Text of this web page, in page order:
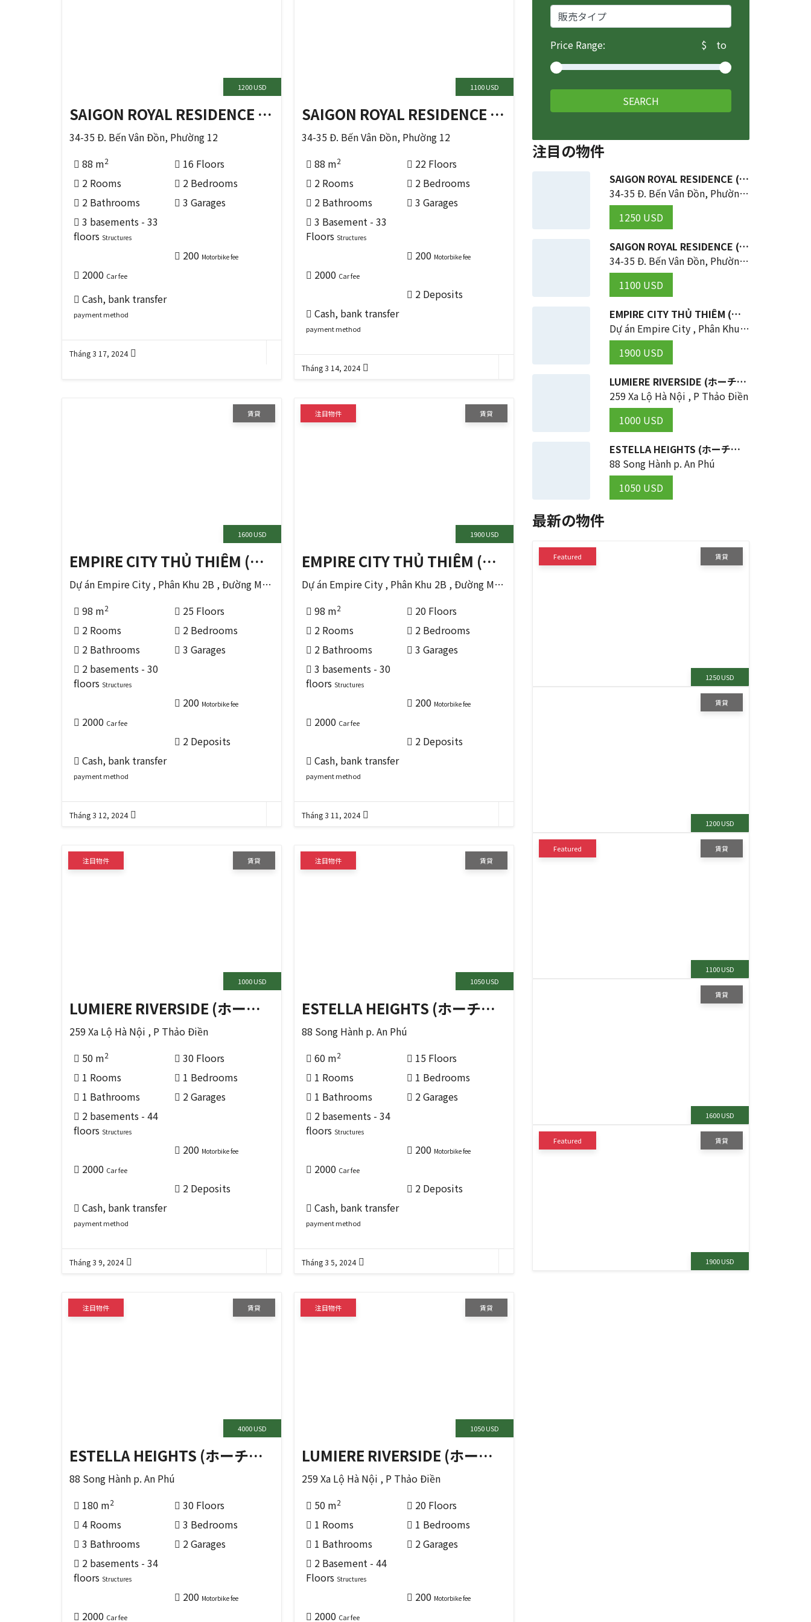
1200 USD
SAIGON ROYAL RESIDENCE (ホーチミンの 4区)
34-35 Đ. Bến Vân Đồn, Phường 12
88 m2
16 Floors
2 Rooms
2 Bedrooms
2 Bathrooms
3 Garages
3 basements - 33
floors Structures
200 Motorbike fee
2000 Car fee
Cash, bank transfer
payment method
Tháng 3 17, 2024
1100 USD
SAIGON ROYAL RESIDENCE (ホーチミンの 4区)
34-35 Đ. Bến Vân Đồn, Phường 12
88 m2
22 Floors
2 Rooms
2 Bedrooms
2 Bathrooms
3 Garages
3 Basement - 33
Floors Structures
200 Motorbike fee
2000 Car fee
2 Deposits
Cash, bank transfer
payment method
Tháng 3 14, 2024
賃貸
1600 USD
EMPIRE CITY THỦ THIÊM (ホーチミンの THỦ ĐỨC 区)
Dự án Empire City , Phân Khu 2B , Đường Mai Chí Thọ , Phường Thủ Thêm , Tp Thủ Đức , TP HCM
98 m2
25 Floors
2 Rooms
2 Bedrooms
2 Bathrooms
3 Garages
2 basements - 30
floors Structures
200 Motorbike fee
2000 Car fee
2 Deposits
Cash, bank transfer
payment method
Tháng 3 12, 2024
賃貸
1900 USD
注目物件
EMPIRE CITY THỦ THIÊM (ホーチミンの THỦ ĐỨC 区)
Dự án Empire City , Phân Khu 2B , Đường Mai Chí Thọ , Phường Thủ Thêm , Tp Thủ Đức , TP HCM
98 m2
20 Floors
2 Rooms
2 Bedrooms
2 Bathrooms
3 Garages
3 basements - 30
floors Structures
200 Motorbike fee
2000 Car fee
2 Deposits
Cash, bank transfer
payment method
Tháng 3 11, 2024
賃貸
1000 USD
注目物件
LUMIERE RIVERSIDE (ホーチミンの THỦ ĐỨC 区)
259 Xa Lộ Hà Nội , P Thảo Điền
50 m2
30 Floors
1 Rooms
1 Bedrooms
1 Bathrooms
2 Garages
2 basements - 44
floors Structures
200 Motorbike fee
2000 Car fee
2 Deposits
Cash, bank transfer
payment method
Tháng 3 9, 2024
賃貸
1050 USD
注目物件
ESTELLA HEIGHTS (ホーチミンの THỦ ĐỨC 区)
88 Song Hành p. An Phú
60 m2
15 Floors
1 Rooms
1 Bedrooms
1 Bathrooms
2 Garages
2 basements - 34
floors Structures
200 Motorbike fee
2000 Car fee
2 Deposits
Cash, bank transfer
payment method
Tháng 3 5, 2024
賃貸
4000 USD
注目物件
ESTELLA HEIGHTS (ホーチミンの THỦ ĐỨC 区)
88 Song Hành p. An Phú
180 m2
30 Floors
4 Rooms
3 Bedrooms
3 Bathrooms
2 Garages
2 basements - 34
floors Structures
200 Motorbike fee
2000 Car fee
賃貸
1050 USD
注目物件
LUMIERE RIVERSIDE (ホーチミンの Thủ Đức 区)
259 Xa Lộ Hà Nội , P Thảo Điền
50 m2
20 Floors
1 Rooms
1 Bedrooms
1 Bathrooms
2 Garages
2 Basement - 44
Floors Structures
200 Motorbike fee
2000 Car fee
Price Range: $ to
SEARCH
注目の物件
SAIGON ROYAL RESIDENCE (ホーチミンの 4区)
34-35 Đ. Bến Vân Đồn, Phường 12
1250 USD
SAIGON ROYAL RESIDENCE (ホーチミンの 4区)
34-35 Đ. Bến Vân Đồn, Phường 12
1100 USD
EMPIRE CITY THỦ THIÊM (ホーチミンの THỦ ĐỨC 区)
Dự án Empire City , Phân Khu 2B , Đường Mai Chí Thọ , Phường Thủ Thêm , Tp Thủ Đức , TP HCM
1900 USD
LUMIERE RIVERSIDE (ホーチミンの THỦ ĐỨC 区)
259 Xa Lộ Hà Nội , P Thảo Điền
1000 USD
ESTELLA HEIGHTS (ホーチミンの THỦ ĐỨC 区)
88 Song Hành p. An Phú
1050 USD
最新の物件
賃貸
1250 USD
Featured
賃貸
1200 USD
賃貸
1100 USD
Featured
賃貸
1600 USD
賃貸
1900 USD
Featured